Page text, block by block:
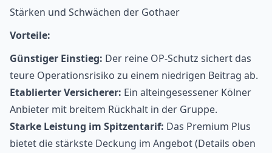
Stärken und Schwächen der Gothaer
Vorteile:
Günstiger Einstieg: Der reine OP-Schutz sichert das
teure Operationsrisiko zu einem niedrigen Beitrag ab.
Etablierter Versicherer: Ein alteingesessener Kölner
Anbieter mit breitem Rückhalt in der Gruppe.
Starke Leistung im Spitzentarif: Das Premium Plus
bietet die stärkste Deckung im Angebot (Details oben